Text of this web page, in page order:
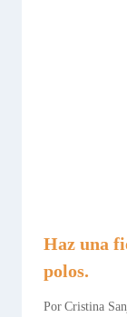
Haz una
polos.
Por Cristina